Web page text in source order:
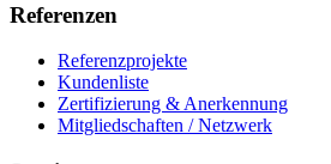
Referenzen
Referenzprojekte
Kundenliste
Zertifizierung & Anerkennung
Mitgliedschaften / Netzwerk